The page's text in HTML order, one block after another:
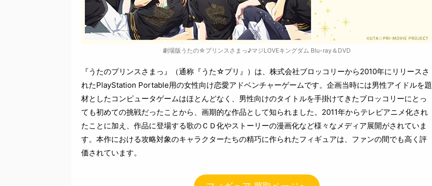
劇場版うたの☆プリンスさまっ♪マジLOVEキングダム Blu-ray＆DVD
『うたのプリンスさまっ』（通称『うた☆プリ』）は、株式会社ブロッコリーから2010年にリリースさ
れたPlayStation Portable用の女性向け恋愛アドベンチャーゲームです。企画当時には男性アイドルを題
材としたコンピュータゲームはほとんどなく、男性向けのタイトルを手掛けてきたブロッコリーにとっ
ても初めての挑戦だったことから、画期的な作品として知られました。2011年からテレビアニメ化され
たことに加え、作品に登場する歌のＣＤ化やストーリーの漫画化など様々なメディア展開がされていま
す。本作における攻略対象のキャラクターたちの精巧に作られたフィギュアは、ファンの間でも高く評
価されています。